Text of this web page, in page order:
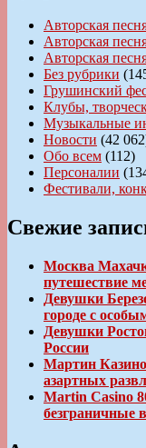
Авторская
Авторская
Авторская
Без рубрики
Грушинский
Клубы,
Музыкальные
Новости (42
Обо всем (112)
Персоналии
Фестивали,
Свежие
Москва
путешествие
Девушки
городе с
Девушки
России
Мартин
азартных
Martin Casino
безграничные